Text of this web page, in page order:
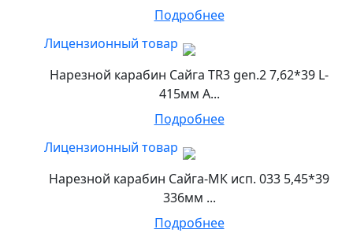
Подробнее
Лицензионный товар
Нарезной карабин Сайга TR3 gen.2 7,62*39 L-
415мм А...
Подробнее
Лицензионный товар
Нарезной карабин Сайга-МК исп. 033 5,45*39
336мм ...
Подробнее